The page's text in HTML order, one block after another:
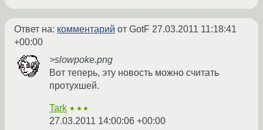
Ответ на: комментарий от GotF 27.03.2011 11:18:41
+00:00
>slowpoke.png
Вот теперь, эту новость можно считать
протухшей.
Tark ★★★
27.03.2011 14:00:06 +00:00